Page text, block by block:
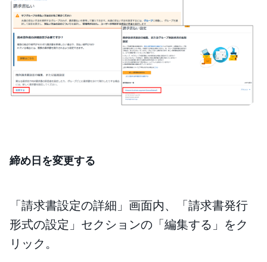
締め日を変更する
「請求書設定の詳細」画面内、「請求書発行
形式の設定」セクションの「編集する」をク
リック。